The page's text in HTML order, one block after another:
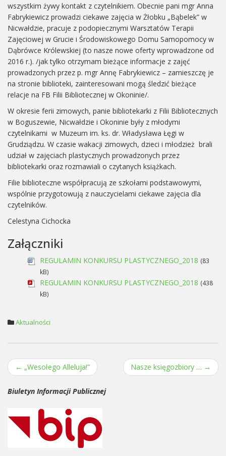
wszystkim żywy kontakt z czytelnikiem. Obecnie pani mgr Anna
Fabrykiewicz prowadzi ciekawe zajęcia w Żłobku „Bąbelek” w
Nicwałdzie, pracuje z podopiecznymi Warsztatów Terapii
Zajęciowej w Grucie i Środowiskowego Domu Samopomocy w
Dąbrówce Królewskiej (to nasze nowe oferty wprowadzone od
2016 r.). /jak tylko otrzymam bieżące informacje z zajęć
prowadzonych przez p. mgr Annę Fabrykiewicz – zamieszczę je
na stronie biblioteki, zainteresowani mogą śledzić bieżące
relacje na FB Filii Bibliotecznej w Okoninie/.
W okresie ferii zimowych, panie bibliotekarki z Filii Bibliotecznych
w Boguszewie, Nicwałdzie i Okoninie były z młodymi
czytelnikami w Muzeum im. ks. dr. Władysława Łęgi w
Grudziądzu. W czasie wakacji zimowych, dzieci i młodzież brali
udział w zajęciach plastycznych prowadzonych przez
bibliotekarki oraz rozmawiali o czytanych książkach.
Filie biblioteczne współpracują ze szkołami podstawowymi,
wspólnie przygotowują z nauczycielami ciekawe zajęcia dla
czytelników.
Celestyna Cichocka
Załączniki
REGULAMIN KONKURSU PLASTYCZNEGO_2018 (83
kB)
REGULAMIN KONKURSU PLASTYCZNEGO_2018 (438
kB)
Aktualności
Post navigation
← „Wesołego Alleluja!” Nasze księgozbiory … →
Biuletyn Informacji Publicznej